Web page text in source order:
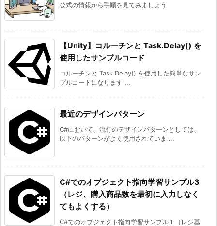
公式の情報から手順を見てみましょう
【Unity】コルーチンと Task.Delay() を
使用したサンプルコード
コルーチンと Task.Delay() を使用した簡単なサン
プルコードになります ...
最近のデザインパターン
C#において、流行のデザインパターンとしては、
以下のパターンがよく使用されていま ...
C#でのオブジェクト指向学習サンプル3
（レジ、購入商品数を最初に入力しなく
てもよくする）
C#でのオブジェクト指向学習サンプル１（レジ基